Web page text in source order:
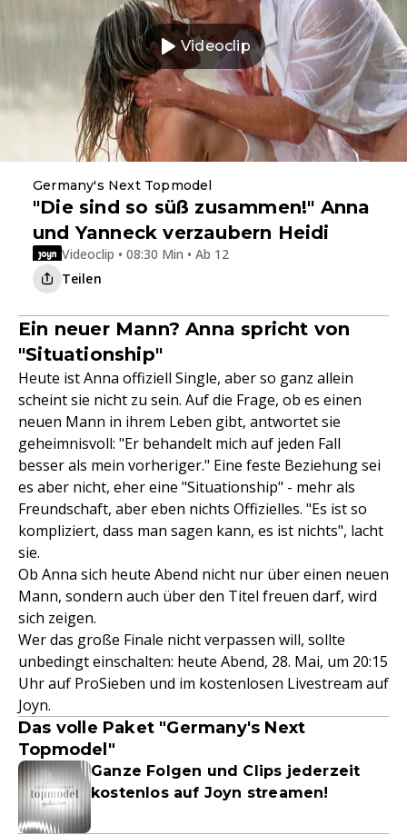
Videoclip
Germany's Next Topmodel
"Die sind so süß zusammen!" Anna
und Yanneck verzaubern Heidi
Videoclip • 08:30 Min • Ab 12
Teilen
Ein neuer Mann? Anna spricht von
"Situationship"
Heute ist Anna offiziell Single, aber so ganz allein
scheint sie nicht zu sein. Auf die Frage, ob es einen
neuen Mann in ihrem Leben gibt, antwortet sie
geheimnisvoll: "Er behandelt mich auf jeden Fall
besser als mein vorheriger." Eine feste Beziehung sei
es aber nicht, eher eine "Situationship" - mehr als
Freundschaft, aber eben nichts Offizielles. "Es ist so
kompliziert, dass man sagen kann, es ist nichts", lacht
sie.
Ob Anna sich heute Abend nicht nur über einen neuen
Mann, sondern auch über den Titel freuen darf, wird
sich zeigen.
Wer das große Finale nicht verpassen will, sollte
unbedingt einschalten: heute Abend, 28. Mai, um 20:15
Uhr auf ProSieben und im kostenlosen Livestream auf
Joyn.
Das volle Paket "Germany's Next
Topmodel"
Ganze Folgen und Clips jederzeit
kostenlos auf Joyn streamen!